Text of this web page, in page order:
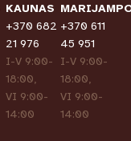
KAUNAS
+370 682
21 976
I-V 9:00-
18:00,
VI 9:00-
14:00
+370 611
45 951
I-V 9:00-
18:00,
VI 9:00-
14:00